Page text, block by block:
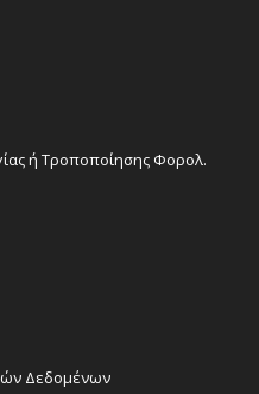
ή Τροποποίησης Φορολ.
Δεδομένων